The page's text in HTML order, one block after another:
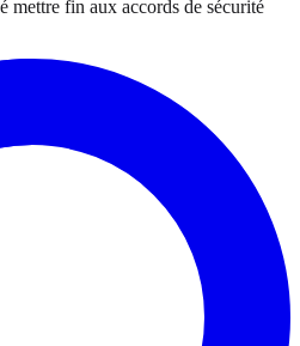
mettre fin aux accords de sécurité